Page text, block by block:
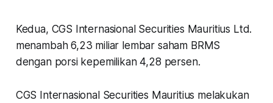
Kedua, CGS Internasional Securities Mauritius Ltd.
menambah 6,23 miliar lembar saham BRMS
dengan porsi kepemilikan 4,28 persen.
CGS Internasional Securities Mauritius melakukan